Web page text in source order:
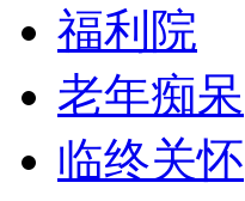
福利院
老年痴呆
临终关怀